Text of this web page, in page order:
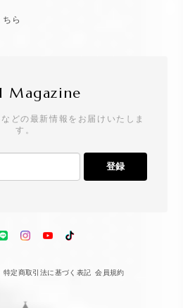
ら
Magazine
どの最新情報をお届けいたしま
す。
登録
特定商取引法に基づく表記 会員規約